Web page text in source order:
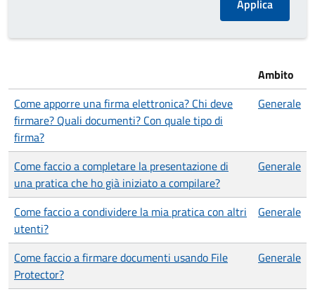
Ambito
Come apporre una firma elettronica? Chi deve
firmare? Quali documenti? Con quale tipo di
firma?
Generale
Come faccio a completare la presentazione di
una pratica che ho già iniziato a compilare?
Generale
Come faccio a condividere la mia pratica con altri
utenti?
Generale
Come faccio a firmare documenti usando File
Protector?
Generale